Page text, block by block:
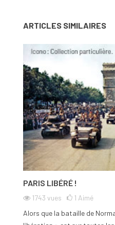
France ancienne et
évènements et
ARTICLES SIMILAIRES
PARIS LIBÉRÉ !
1743 vues 1 Aimé
Alors que la bataille de